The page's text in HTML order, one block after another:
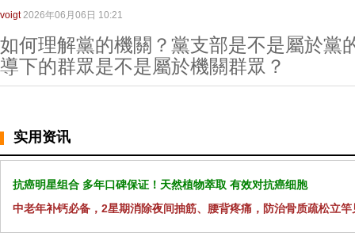
voigt 2026年06月06日 10:21
如何理解黨的機關？黨支部是不是屬於黨
導下的群眾是不是屬於機關群眾？
实用资讯
抗癌明星组合 多年口碑保证！天然植物萃取 有效对抗癌细胞
中老年补钙必备，2星期消除夜间抽筋、腰背疼痛，防治骨质疏松立竿